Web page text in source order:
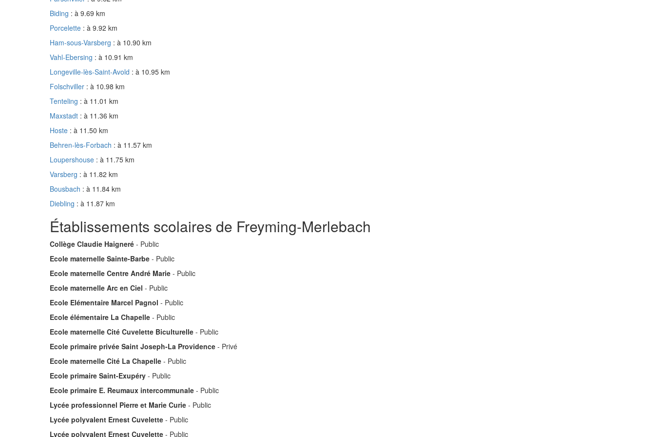
Biding : à 9.69 km
Porcelette : à 9.92 km
Ham-sous-Varsberg : à 10.90 km
Vahl-Ebersing : à 10.91 km
Longeville-lès-Saint-Avold : à 10.95 km
Folschviller : à 10.98 km
Tenteling : à 11.01 km
Maxstadt : à 11.36 km
Hoste : à 11.50 km
Behren-lès-Forbach : à 11.57 km
Loupershouse : à 11.75 km
Varsberg : à 11.82 km
Bousbach : à 11.84 km
Diebling : à 11.87 km
Établissements scolaires de Freyming-Merlebach
Collège Claudie Haigneré - Public
Ecole maternelle Sainte-Barbe - Public
Ecole maternelle Centre André Marie - Public
Ecole maternelle Arc en Ciel - Public
Ecole Elémentaire Marcel Pagnol - Public
Ecole élémentaire La Chapelle - Public
Ecole maternelle Cité Cuvelette Biculturelle - Public
Ecole primaire privée Saint Joseph-La Providence - Privé
Ecole maternelle Cité La Chapelle - Public
Ecole primaire Saint-Exupéry - Public
Ecole primaire E. Reumaux intercommunale - Public
Lycée professionnel Pierre et Marie Curie - Public
Lycée polyvalent Ernest Cuvelette - Public
Lycée polyvalent Ernest Cuvelette - Public